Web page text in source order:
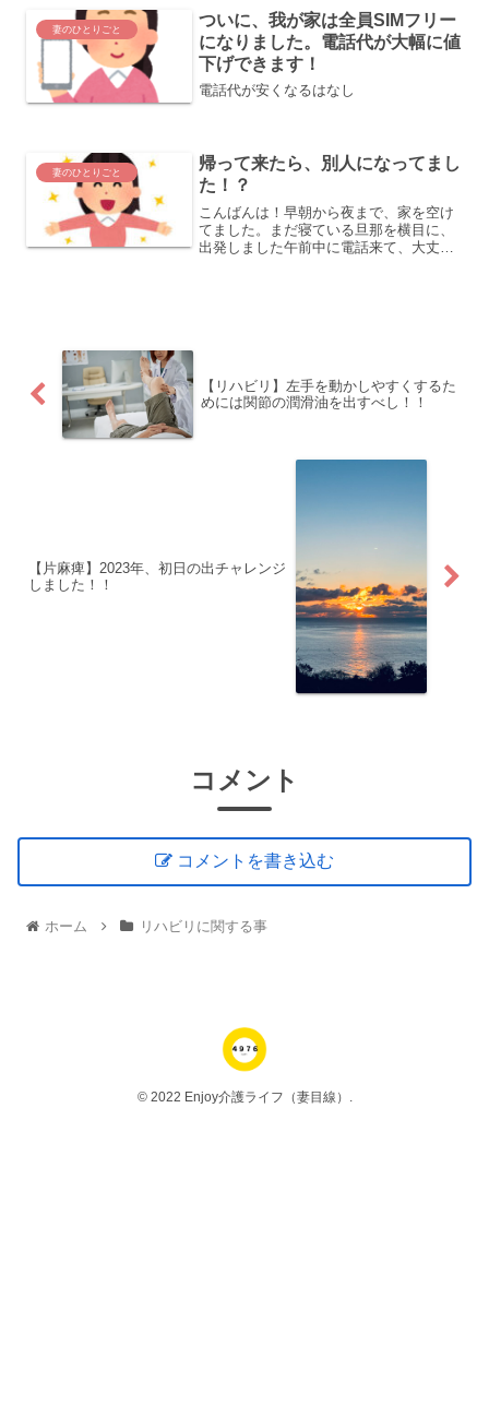
妻のひとりごと
ついに、我が家は全員SIMフリー
になりました。電話代が大幅に値
下げできます！
電話代が安くなるはなし
妻のひとりごと
帰って来たら、別人になってまし
た！？
こんばんは！早朝から夜まで、家を空け
てました。まだ寝ている旦那を横目に、
出発しました午前中に電話来て、大丈夫
【リハビリ】左手を動かしやすくするた
めには関節の潤滑油を出すべし！！
【片麻痺】2023年、初日の出チャレンジ
しました！！
コメント
コメントを書き込む
ホーム リハビリに関する事
© 2022 Enjoy介護ライフ（妻目線）.